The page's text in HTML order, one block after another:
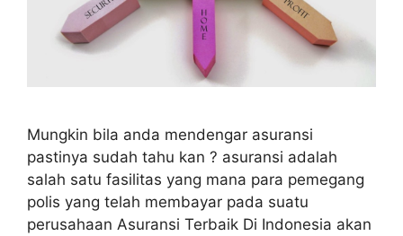
Mungkin bila anda mendengar asuransi
pastinya sudah tahu kan ? asuransi adalah
salah satu fasilitas yang mana para pemegang
polis yang telah membayar pada suatu
perusahaan Asuransi Terbaik Di Indonesia akan